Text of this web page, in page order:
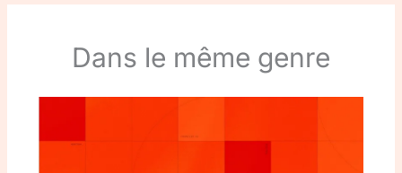
Dans le même genre